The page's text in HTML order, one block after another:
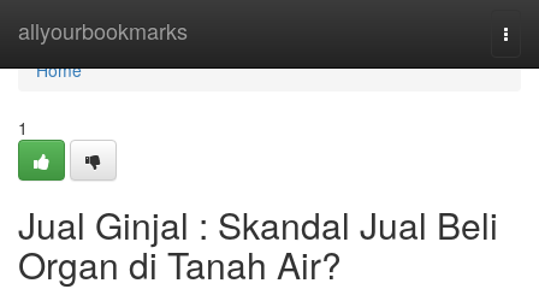
allyourbookmarks
Home
Home
1
Jual Ginjal : Skandal Jual Beli
Organ di Tanah Air?